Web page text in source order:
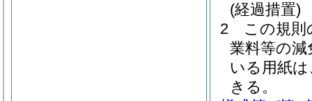
(経過措置)
2
この規則
業料等の
いる用紙
きる。